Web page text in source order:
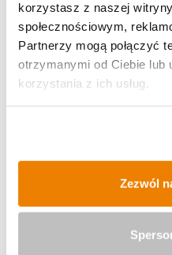
korzystasz z naszej
społecznościowym,
Partnerzy mogą połączyć
otrzymanymi od Ciebie lub
korzystania z ich usług.
Zezwól
SPORT